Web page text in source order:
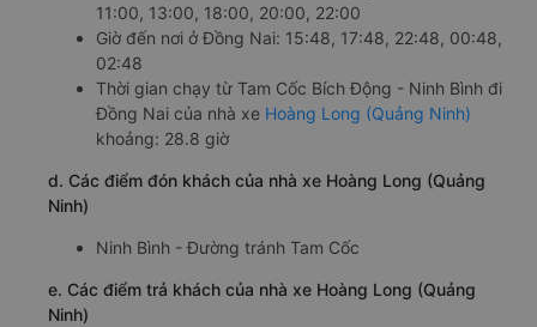
11:00, 13:00, 18:00, 20:00, 22:00
Giờ đến nơi ở Đồng Nai: 15:48, 17:48, 22:48, 00:48,
02:48
Thời gian chạy từ Tam Cốc Bích Động - Ninh Bình đi
Đồng Nai của nhà xe Hoàng Long (Quảng Ninh)
khoảng: 28.8 giờ
d. Các điểm đón khách của nhà xe Hoàng Long (Quảng
Ninh)
Ninh Bình - Đường tránh Tam Cốc
e. Các điểm trả khách của nhà xe Hoàng Long (Quảng
Ninh)